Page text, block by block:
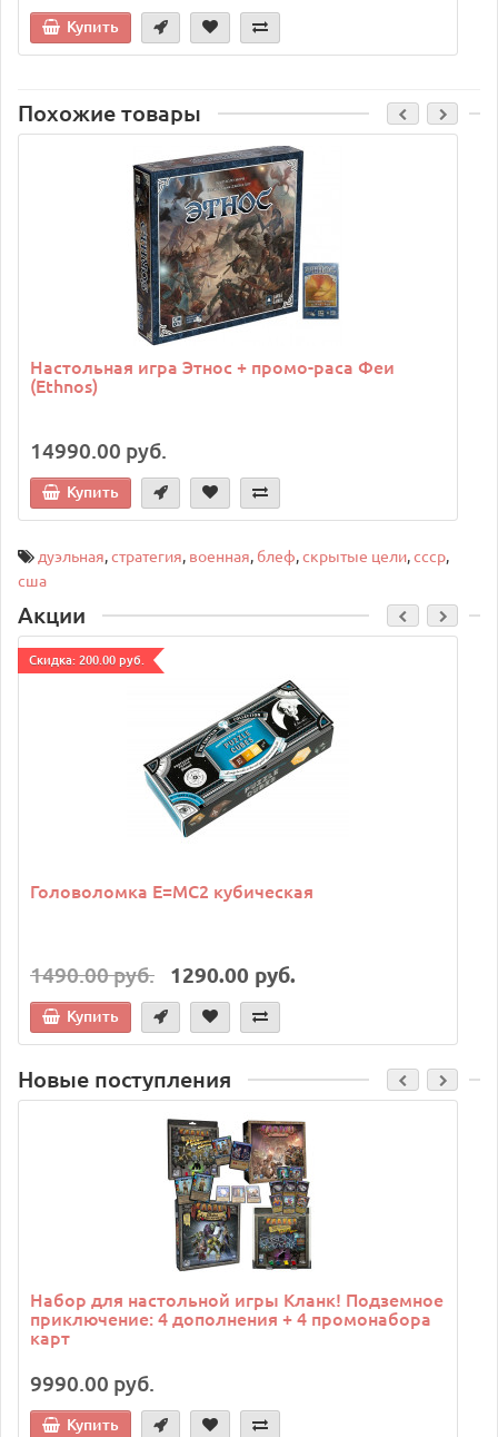
Купить
Похожие товары
Настольная игра Этнос + промо-раса Феи
(Ethnos)
14990.00 руб.
Купить
дуэльная,стратегия, военная, блеф,скрытые цели,ссср,
сша
Акции
Cкидка: 200.00 руб.
Головоломка E=MC2 кубическая
1490.00 руб. 1290.00 руб.
Купить
Новые поступления
Набор для настольной игры Кланк! Подземное
приключение: 4 дополнения + 4 промонабора
карт
9990.00 руб.
Купить